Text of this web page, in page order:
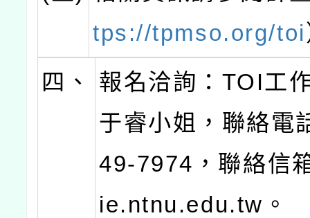
tps://tpmso.org/toi
四、
報名洽詢：TOI工
于睿小姐，聯絡電
49-7974，聯絡信
ie.ntnu.edu.tw。